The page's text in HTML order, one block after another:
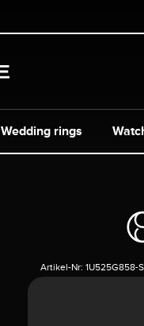
Wedding rings
Artikel-Nr: 1U525G858-